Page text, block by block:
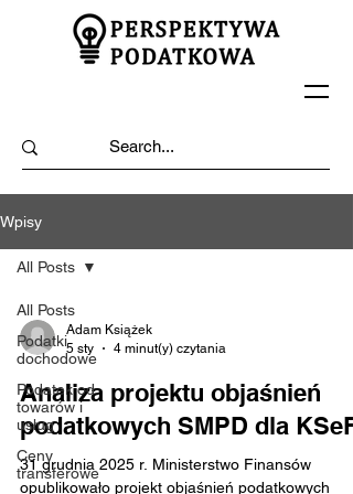
Wpisy
All Posts
Podatki
dochodowe
Podatek od
towarów i
usług
Ceny
transferowe
All Posts
Adam Książek
5 sty
4 minut(y) czytania
Analiza projektu objaśnień
podatkowych SMPD dla KSeF
31 grudnia 2025 r. Ministerstwo Finansów
opublikowało projekt objaśnień podatkowych